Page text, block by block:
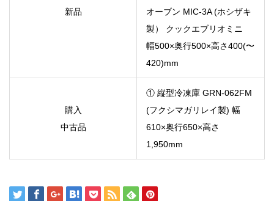
新品
オーブン MIC-3A (ホシザキ
製） クックエブリオミニ
幅500×奥行500×高さ400(〜
420)mm
購入
中古品
① 縦型冷凍庫 GRN-062FM
(フクシマガリレイ製) 幅
610×奥行650×高さ
1,950mm